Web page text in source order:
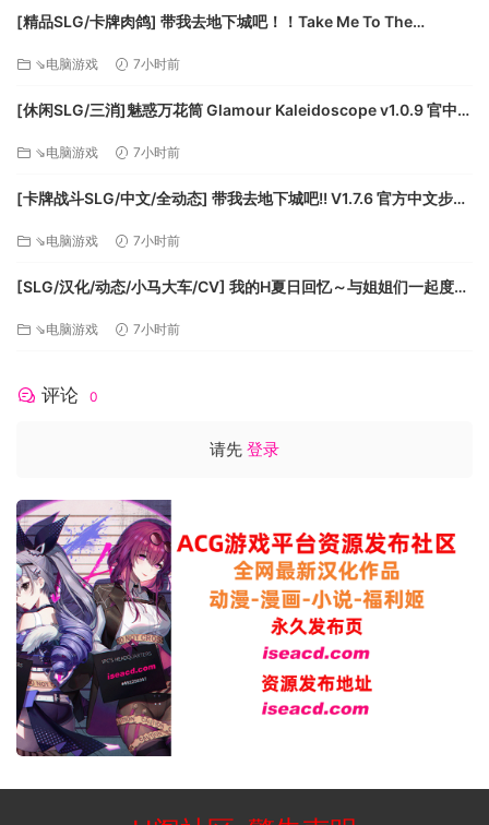
[精品SLG/卡牌肉鸽] 带我去地下城吧！！Take Me To The
⇘电脑游戏 7小时前
[休闲SLG/三消]魅惑万花筒 Glamour Kaleidoscope v1.0.9 官中
⇘电脑游戏 7小时前
[卡牌战斗SLG/中文/全动态] 带我去地下城吧!! V1.7.6 官方中文步兵
⇘电脑游戏 7小时前
[SLG/汉化/动态/小马大车/CV] 我的H夏日回忆～与姐姐们一起度过
⇘电脑游戏 7小时前
评论 0
请先 登录